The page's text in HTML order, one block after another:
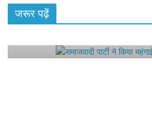
जरूर पढ़ें
राजनीतिक
समाजवादी पार्टी ने किया